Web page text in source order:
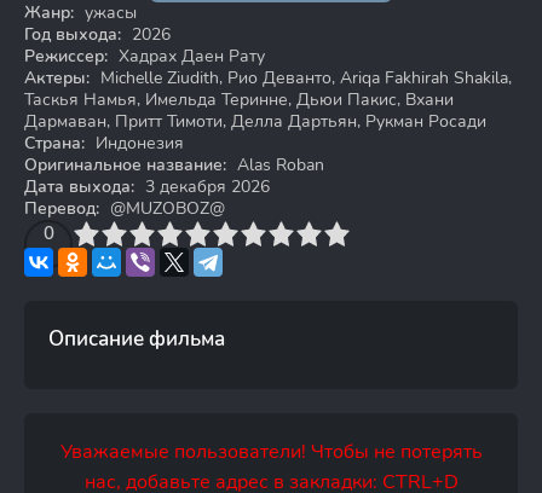
Жанр: ужасы
Год выхода: 2026
Режиссер: Хадрах Даен Рату
Актеры: Michelle Ziudith, Рио Деванто, Ariqa Fakhirah Shakila,
Таскья Намья, Имельда Теринне, Дьюи Пакис, Вхани
Дармаван, Притт Тимоти, Делла Дартьян, Рукман Росади
Страна: Индонезия
Оригинальное название: Alas Roban
Дата выхода: 3 декабря 2026
Перевод: @MUZOBOZ@
0
4 6 7 8 9 10
Описание фильма
Уважаемые пользователи! Чтобы не потерять
нас, добавьте адрес в закладки: CTRL+D